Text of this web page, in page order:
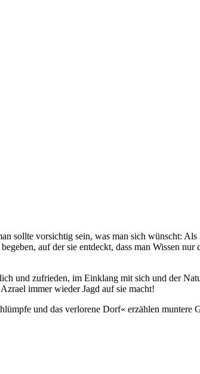
sollte vorsichtig sein, was man sich wünscht: Als
auf der sie entdeckt, dass man Wissen nur
und zufrieden, im Einklang mit sich und der
immer wieder Jagd auf sie macht!
und das verlorene Dorf« erzählen muntere